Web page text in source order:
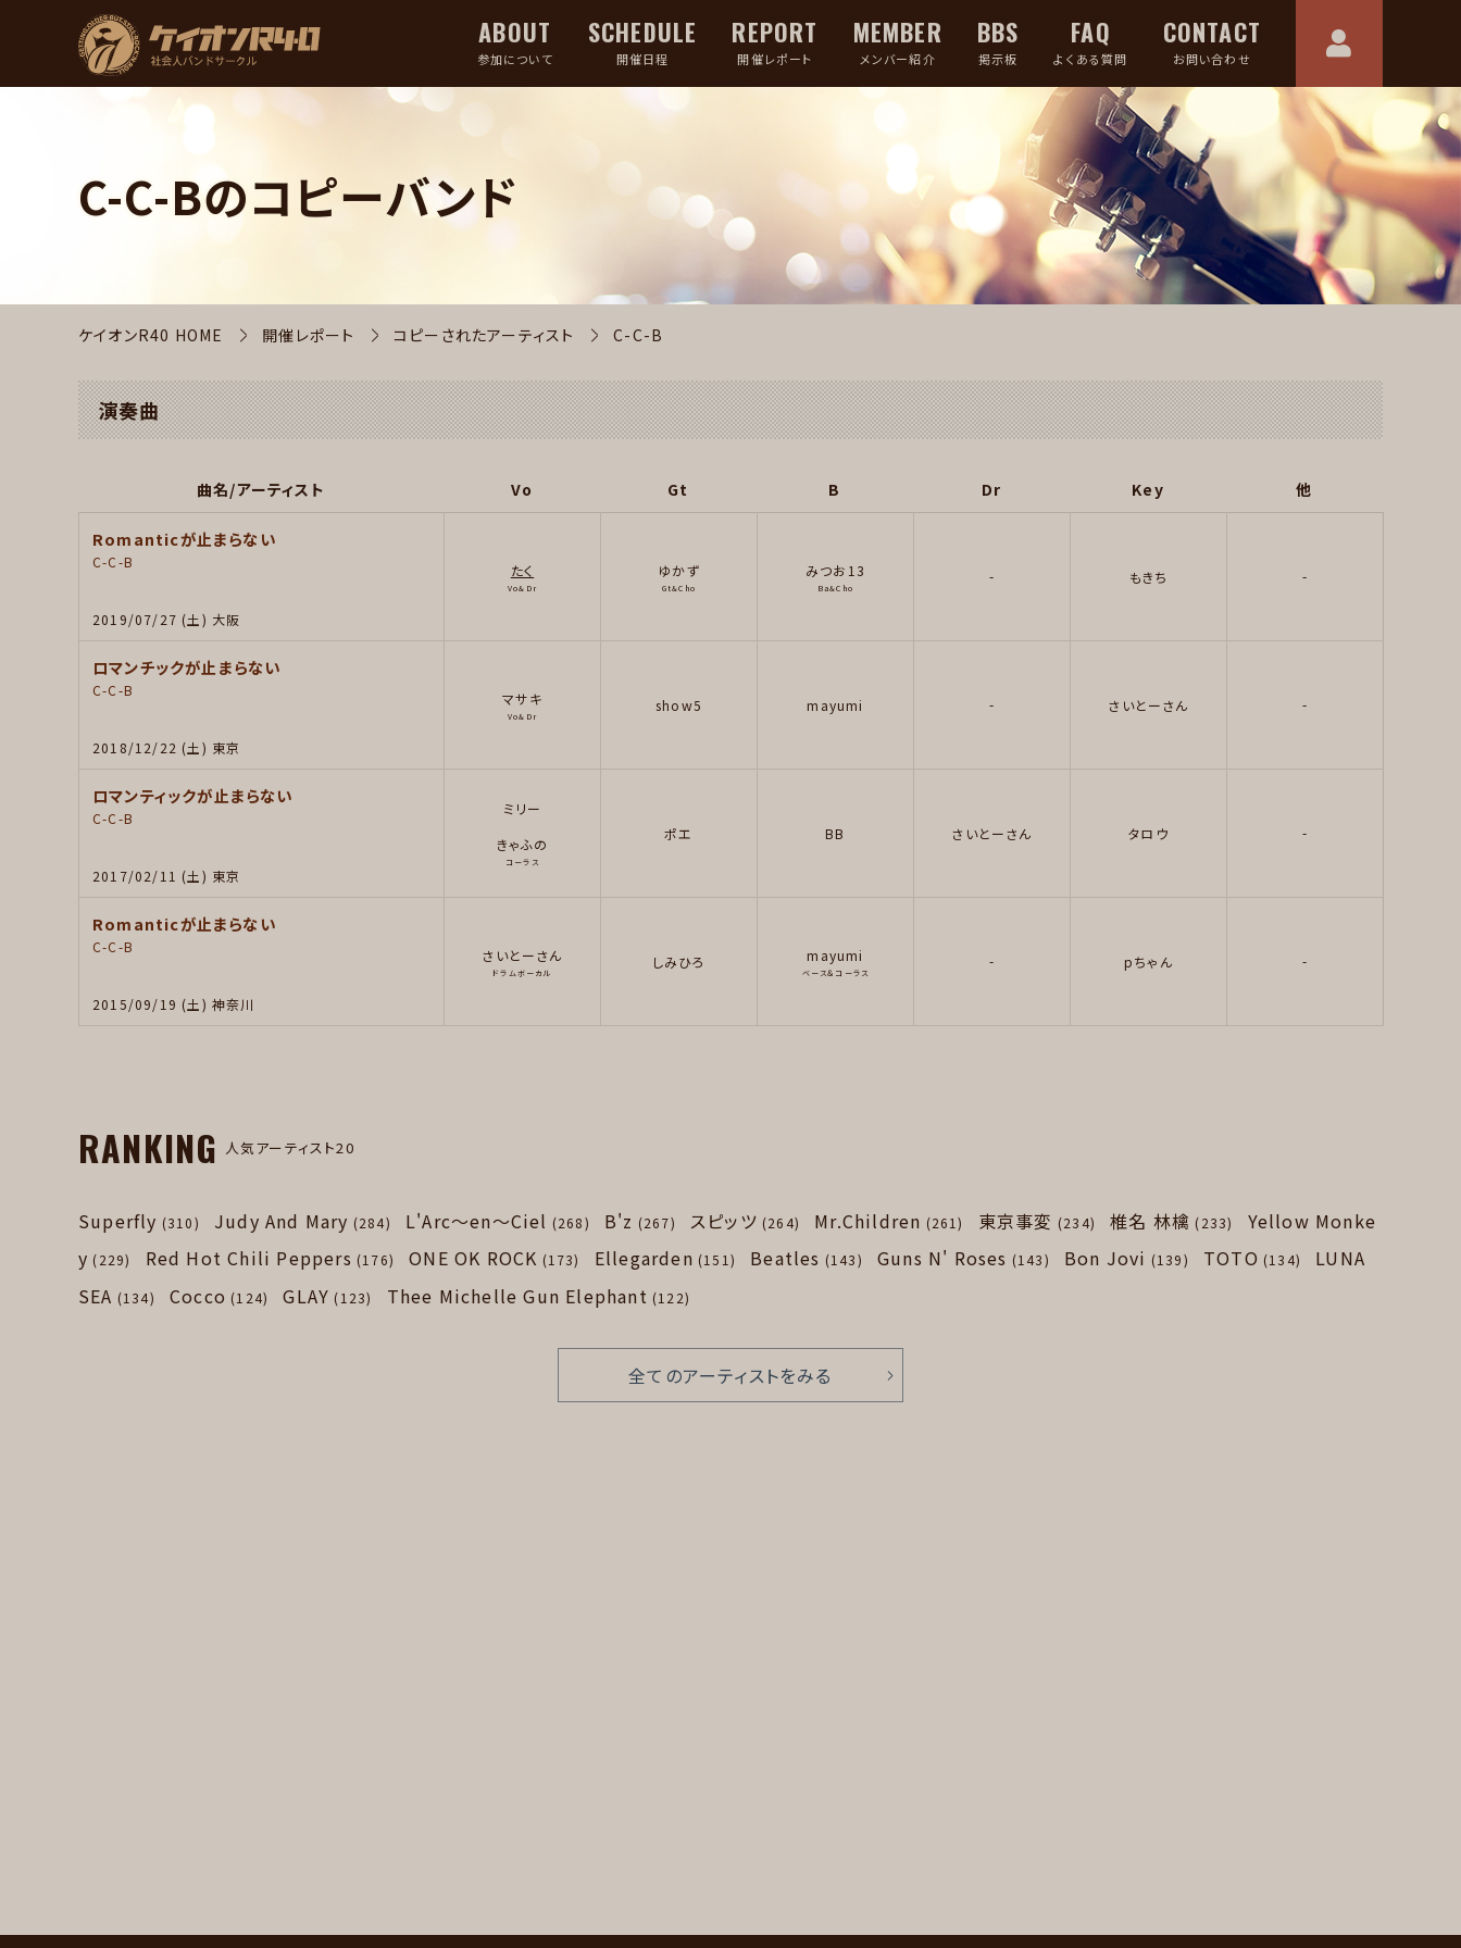
ABOUT
参加について
SCHEDULE
開催日程
REPORT
開催レポート
MEMBER
メンバー紹介
BBS
掲示板
FAQ
よくある質問
CONTACT
お問い合わせ
C-C-Bのコピーバンド
ケイオンR40 HOME 開催レポート コピーされたアーティスト C-C-B
演奏曲
曲名/アーティスト Vo Gt B Dr Key 他
Romanticが止まらない
C-C-B
2019/07/27 (土) 大阪
たく
Vo&Dr
ゆかず
Gt&Cho
みつお13
Ba&Cho
- もきち -
ロマンチックが止まらない
C-C-B
2018/12/22 (土) 東京
マサキ
Vo&Dr
show5 mayumi - さいとーさん -
ロマンティックが止まらない
C-C-B
2017/02/11 (土) 東京
ミリー
きゃふの
コーラス
ポエ BB さいとーさん タロウ -
Romanticが止まらない
C-C-B
2015/09/19 (土) 神奈川
さいとーさん
ドラムボーカル
しみひろ mayumi
ベース＆コーラス
- pちゃん -
RANKING 人気アーティスト20
Superfly (310) Judy And Mary (284) L'Arc～en～Ciel (268) B'z (267) スピッツ (264) Mr.Children (261) 東京事変 (234) 椎名 林檎 (233)
Yellow Monke
y (229) Red Hot Chili Peppers (176) ONE OK ROCK (173) Ellegarden (151) Beatles (143) Guns N' Roses (143) Bon Jovi (139) TOTO (134)
LUNA
SEA (134) Cocco (124) GLAY (123) Thee Michelle Gun Elephant (122)
全てのアーティストをみる